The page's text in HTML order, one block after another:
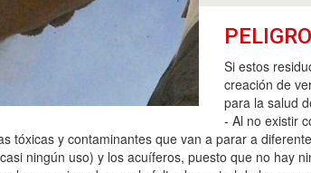
Si estos
creación de
para la salud
- Al no existir
tóxicas y contaminantes que van a parar a
ningún uso) y los acuíferos, puesto que no hay